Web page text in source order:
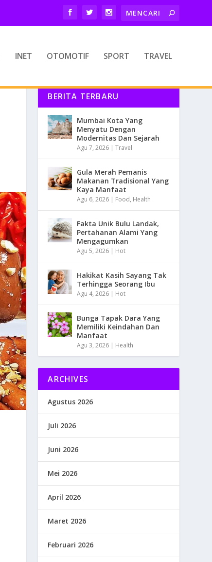
INET OTOMOTIF SPORT TRAVEL
BERITA TERBARU
Mumbai Kota Yang
Menyatu Dengan
Modernitas Dan Sejarah
Agu 7, 2026 |Travel
Gula Merah Pemanis
Makanan Tradisional Yang
Kaya Manfaat
Agu 6, 2026 | Food, Health
Fakta Unik Bulu Landak,
Pertahanan Alami Yang
Mengagumkan
Agu 5, 2026 | Hot
Hakikat Kasih Sayang Tak
Terhingga Seorang Ibu
Agu 4, 2026 | Hot
Bunga Tapak Dara Yang
Memiliki Keindahan Dan
Manfaat
Agu 3, 2026 | Health
ARCHIVES
Agustus 2026
Juli 2026
Juni 2026
Mei 2026
April 2026
Maret 2026
Februari 2026